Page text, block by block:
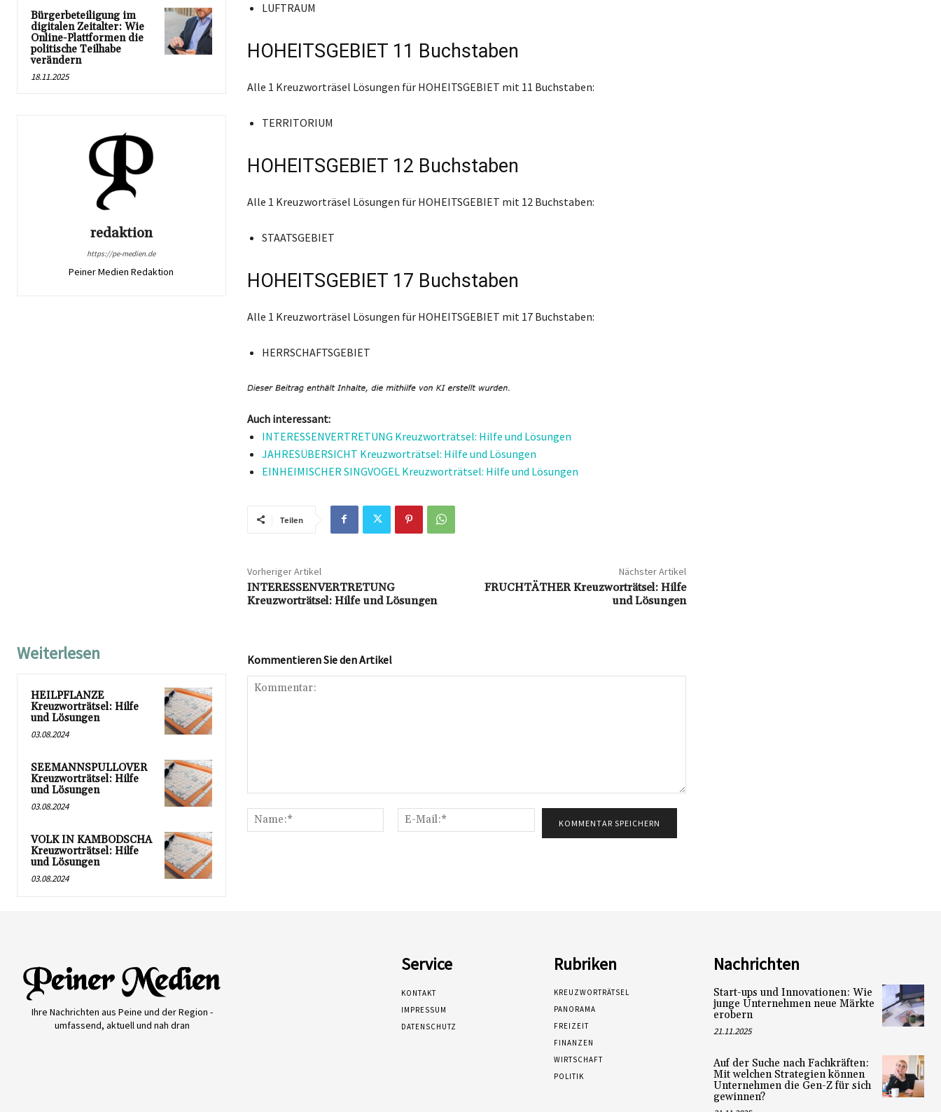
Bürgerbeteiligung im
digitalen Zeitalter: Wie
Online-Plattformen die
politische Teilhabe
verändern
18.11.2025
redaktion
https://pe-medien.de
Peiner Medien Redaktion
LUFTRAUM
HOHEITSGEBIET 11 Buchstaben
Alle 1 Kreuzworträsel Lösungen für HOHEITSGEBIET mit 11 Buchstaben:
TERRITORIUM
HOHEITSGEBIET 12 Buchstaben
Alle 1 Kreuzworträsel Lösungen für HOHEITSGEBIET mit 12 Buchstaben:
STAATSGEBIET
HOHEITSGEBIET 17 Buchstaben
Alle 1 Kreuzworträsel Lösungen für HOHEITSGEBIET mit 17 Buchstaben:
HERRSCHAFTSGEBIET
Auch interessant:
INTERESSENVERTRETUNG Kreuzworträtsel: Hilfe und Lösungen
JAHRESÜBERSICHT Kreuzworträtsel: Hilfe und Lösungen
EINHEIMISCHER SINGVOGEL Kreuzworträtsel: Hilfe und Lösungen
Teilen
Vorheriger Artikel
INTERESSENVERTRETUNG
Kreuzworträtsel: Hilfe und Lösungen
Nächster Artikel
FRUCHTÄTHER Kreuzworträtsel: Hilfe
und Lösungen
Weiterlesen
HEILPFLANZE
Kreuzworträtsel: Hilfe
und Lösungen
03.08.2024
SEEMANNSPULLOVER
Kreuzworträtsel: Hilfe
und Lösungen
03.08.2024
VOLK IN KAMBODSCHA
Kreuzworträtsel: Hilfe
und Lösungen
03.08.2024
Kommentieren Sie den Artikel
Name:*
Mail:*
Ihre Nachrichten aus Peine und der Region -
umfassend, aktuell und nah dran
Service
KONTAKT
IMPRESSUM
DATENSCHUTZ
Rubriken
KREUZWORTRÄTSEL
PANORAMA
FREIZEIT
FINANZEN
WIRTSCHAFT
POLITIK
Nachrichten
Start-ups und Innovationen: Wie
junge Unternehmen neue Märkte
erobern
21.11.2025
Auf der Suche nach Fachkräften:
Mit welchen Strategien können
Unternehmen die Gen-Z für sich
gewinnen?